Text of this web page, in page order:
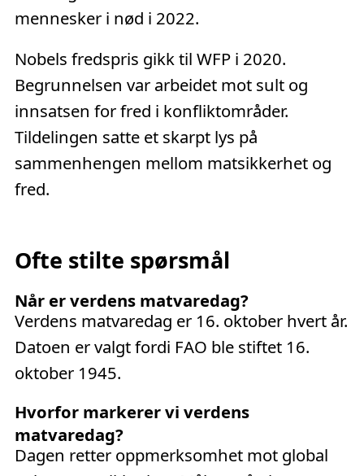
mennesker i nød i 2022.
Nobels fredspris gikk til WFP i 2020.
Begrunnelsen var arbeidet mot sult og
innsatsen for fred i konfliktområder.
Tildelingen satte et skarpt lys på
sammenhengen mellom matsikkerhet og
fred.
Ofte stilte spørsmål
Når er verdens matvaredag?
Verdens matvaredag er 16. oktober hvert år.
Datoen er valgt fordi FAO ble stiftet 16.
oktober 1945.
Hvorfor markerer vi verdens
matvaredag?
Dagen retter oppmerksomhet mot global